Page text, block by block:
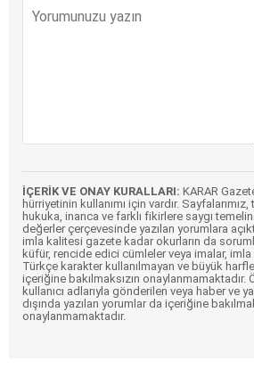
İÇERİK VE ONAY KURALLARI: KARAR
hürriyetinin kullanımı için vardır.
hukuka, inanca ve farklı fikirlere saygı
değerler çerçevesinde yazılan yorumlara
imla kalitesi gazete kadar okurların da
küfür, rencide edici cümleler veya imalar, imla
Türkçe karakter kullanılmayan ve büyük
içeriğine bakılmaksızın
kullanıcı adlarıyla gönderilen veya haber ve
dışında yazılan yorumlar da içeriğine
onaylanmamaktadır.